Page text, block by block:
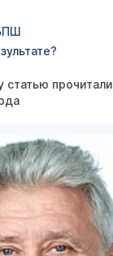
статью прочитали